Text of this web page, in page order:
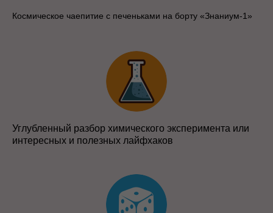
Космическое чаепитие с печеньками на борту «Знаниум-1»
Углубленный разбор химического эксперимента или
интересных и полезных лайфхаков